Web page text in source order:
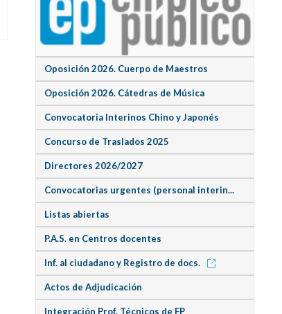
Oposición 2026. Cuerpo de Maestros
Oposición 2026. Cátedras de Música
Convocatoria Interinos Chino y Japonés
Concurso de Traslados 2025
Directores 2026/2027
Convocatorias urgentes (personal interin...
Listas abiertas
P.A.S. en Centros docentes
Inf. al ciudadano y Registro de docs.
Actos de Adjudicación
Integración Prof. Técnicos de FP